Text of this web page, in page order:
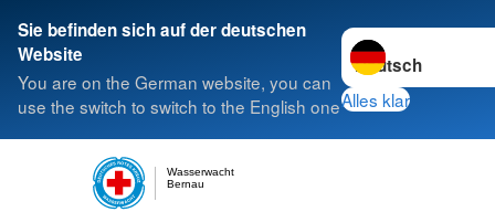
Sie befinden sich auf der deutschen
Website
You are on the German website, you can
use the switch to switch to the English one
Sprache wechseln
Alles klar
Bernau
Wasserwacht